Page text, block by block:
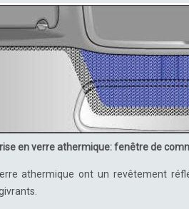
en verre athermique: fenêtre de
athermique ont un revêtement